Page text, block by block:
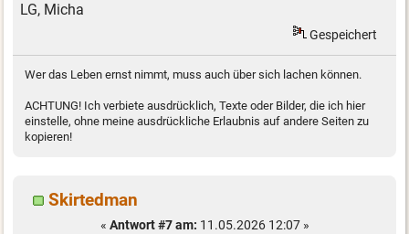
LG, Micha
Gespeichert
Wer das Leben ernst nimmt, muss auch über sich lachen können.
ACHTUNG! Ich verbiete ausdrücklich, Texte oder Bilder, die ich hier
einstelle, ohne meine ausdrückliche Erlaubnis auf andere Seiten zu
kopieren!
Skirtedman
« Antwort #7 am: 11.05.2026 12:07 »